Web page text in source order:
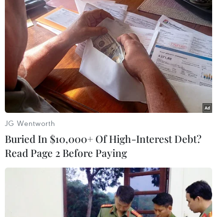
(TTXVN/Vietnam+)
#Joe Biden
#trần nợ công
JG Wentworth
Buried In $10,000+ Of High-Interest Debt?
Read Page 2 Before Paying